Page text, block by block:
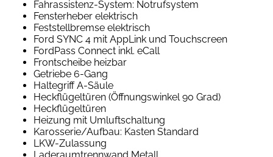
Fahrassistenz-System: Notrufsystem
Fensterheber elektrisch
Feststellbremse elektrisch
Ford SYNC 4 mit AppLink und Touchscreen
FordPass Connect inkl. eCall
Frontscheibe heizbar
Getriebe 6-Gang
Haltegriff A-Säule
Heckflügeltüren (Öffnungswinkel 90 Grad)
Heckflügeltüren
Heizung mit Umluftschaltung
Karosserie/Aufbau: Kasten Standard
LKW-Zulassung